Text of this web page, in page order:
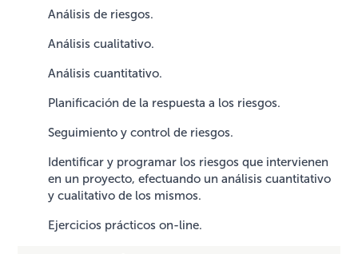
Análisis de riesgos.
Análisis cualitativo.
Análisis cuantitativo.
Planificación de la respuesta a los riesgos.
Seguimiento y control de riesgos.
Identificar y programar los riesgos que intervienen
en un proyecto, efectuando un análisis cuantitativo
y cualitativo de los mismos.
Ejercicios prácticos on-line.